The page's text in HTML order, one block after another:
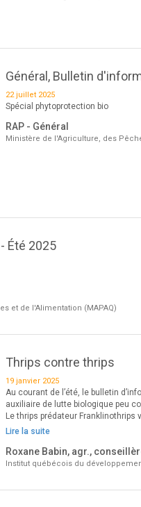
Général, Bulletin
22 juillet 2025
Spécial phytoprotection bio
RAP - Général
Ministère de l'Agriculture, des
Été 2025
et de l'Alimentation (MAPAQ)
Thrips contre thrips
19 janvier 2025
Au courant de l’été, le bulletin
auxiliaire de lutte biologique peu
Le thrips prédateur
Lire la suite
Roxane Babin, agr.,
Institut québécois du